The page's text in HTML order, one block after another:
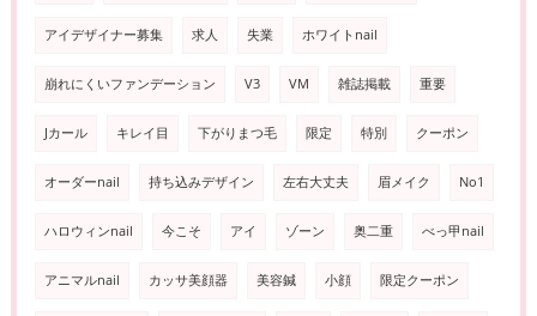
アイデザイナー募集 求人 失業 ホワイトnail
崩れにくいファンデーション V3 VM 雑誌掲載 重要
Jカール キレイ目 下がりまつ毛 限定 特別 クーポン
オーダーnail 持ち込みデザイン 左右大丈夫 眉メイク No1
ハロウィンnail 今こそ アイ ゾーン 奥二重 べっ甲nail
アニマルnail カッサ美顔器 美容鍼 小顔 限定クーポン